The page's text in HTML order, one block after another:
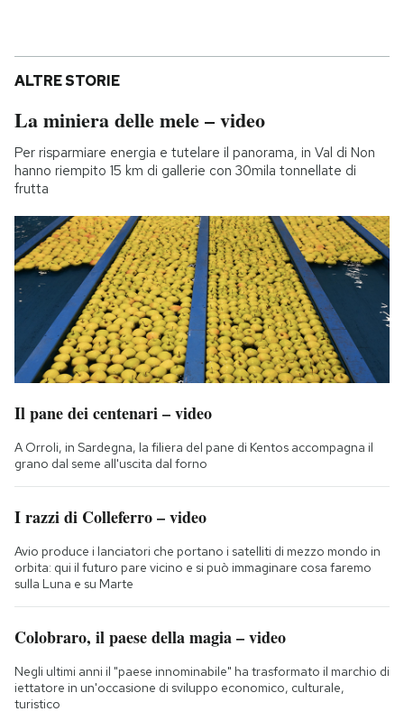
ALTRE STORIE
La miniera delle mele – video
Per risparmiare energia e tutelare il panorama, in Val di Non
hanno riempito 15 km di gallerie con 30mila tonnellate di
frutta
Il pane dei centenari – video
A Orroli, in Sardegna, la filiera del pane di Kentos accompagna il
grano dal seme all'uscita dal forno
I razzi di Colleferro – video
Avio produce i lanciatori che portano i satelliti di mezzo mondo in
orbita: qui il futuro pare vicino e si può immaginare cosa faremo
sulla Luna e su Marte
Colobraro, il paese della magia – video
Negli ultimi anni il "paese innominabile" ha trasformato il marchio di
iettatore in un'occasione di sviluppo economico, culturale,
turistico